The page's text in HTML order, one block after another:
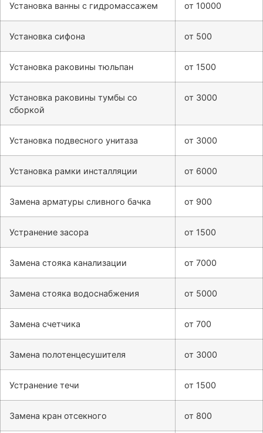
Установка ванны с гидромассажем от 10000
Установка сифона от 500
Установка раковины тюльпан от 1500
Установка раковины тумбы со
сборкой
от 3000
Установка подвесного унитаза от 3000
Установка рамки инсталляции от 6000
Замена арматуры сливного бачка от 900
Устранение засора от 1500
Замена стояка канализации от 7000
Замена стояка водоснабжения от 5000
Замена счетчика от 700
Замена полотенцесушителя от 3000
Устранение течи от 1500
Замена кран отсекного от 800